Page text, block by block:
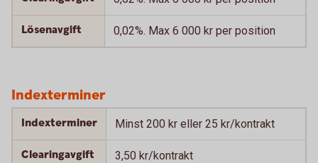
Lösenavgift 0,02%. Max 6 000 kr per position
Indexterminer
Indexterminer Minst 200 kr eller 25 kr/kontrakt
Clearingavgift 3,50 kr/kontrakt